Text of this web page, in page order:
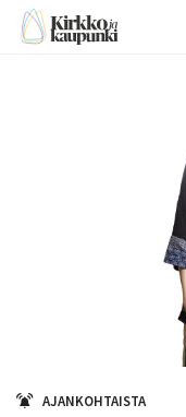
AJANKOHTAISTA